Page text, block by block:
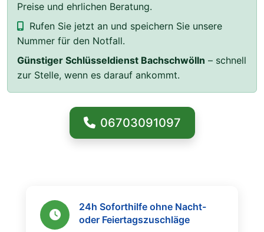
Preise und ehrlichen Beratung.
Rufen Sie jetzt an und speichern Sie unsere
Nummer für den Notfall.
Günstiger Schlüsseldienst Bachschwölln – schnell
zur Stelle, wenn es darauf ankommt.
06703091097
24h Soforthilfe ohne Nacht-
oder Feiertagszuschläge